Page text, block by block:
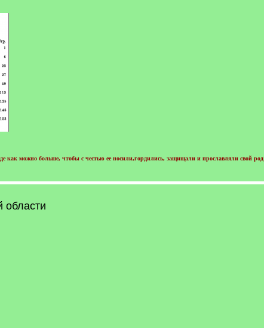
как можно больше, чтобы с честью ее носили,гордились, защищали и прославляли свой род
области